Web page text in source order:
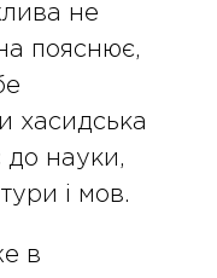
не
пояснює,
хасидська
до науки,
і мов.
в